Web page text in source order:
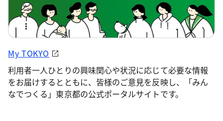
My TOKYO
利用者一人ひとりの興味関心や状況に応じて必要な情報
をお届けするとともに、皆様のご意見を反映し、「みん
なでつくる」東京都の公式ポータルサイトです。